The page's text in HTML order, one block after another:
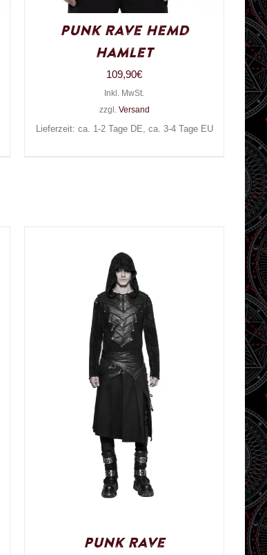
Punk Rave Hemd
Hamlet
109,90€
Inkl. MwSt.
zzgl. Versand
Lieferzeit: ca. 1-2 Tage DE, ca. 3-4 Tage EU
Punk Rave